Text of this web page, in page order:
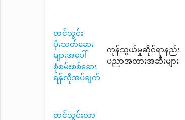
တင်သွင်း
ပိုးသတ်ဆေး
များအပေါ်
စုံစမ်းစစ်ဆေး
ရန်လိုအပ်ချက်
ကုန်သွယ်မှုဆိုင်ရာနည်း
ပညာအတားအဆီးများ
တင်သွင်းလာ